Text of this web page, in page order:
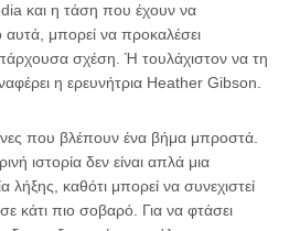
και η τάση που έχουν να
μπορεί να προκαλέσει
σχέση. Ή τουλάχιστον να τη
η ερευνήτρια Heather Gibson.
που βλέπουν ένα βήμα μπροστά.
ιστορία δεν είναι απλά μια
λήξης, καθότι μπορεί να συνεχιστεί
σε κάτι πιο σοβαρό. Για να φτάσει